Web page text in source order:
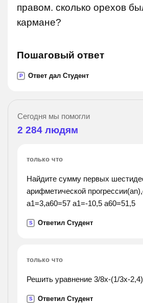
правом. сколько орехов
кармане?
Пошаговый ответ
P Ответ дал Студент
Сегодня мы помогли
2 284 людям
только что
Найдите сумму первых
арифметической
a1=3,a60=57 а1=-10,5 a60=51,5
S Ответил Студент
только что
Решить уравнение 3/8x-(1/3x-
S Ответил Студент